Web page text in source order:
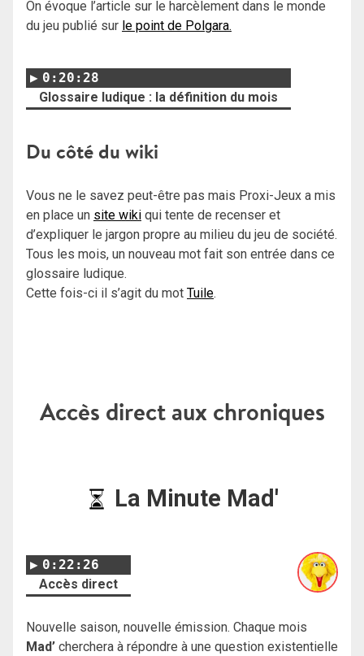
On évoque l’article sur le harcèlement dans le monde
du jeu publié sur le point de Polgara.
0:20:28
Glossaire ludique : la définition du mois
Du côté du wiki
Vous ne le savez peut-être pas mais Proxi-Jeux a mis
en place un site wiki qui tente de recenser et
d’expliquer le jargon propre au milieu du jeu de société.
Tous les mois, un nouveau mot fait son entrée dans ce
glossaire ludique.
Cette fois-ci il s’agit du mot Tuile.
Accès direct aux chroniques
La Minute Mad'
0:22:26
Accès direct
Nouvelle saison, nouvelle émission. Chaque mois
Mad’ cherchera à répondre à une question existentielle